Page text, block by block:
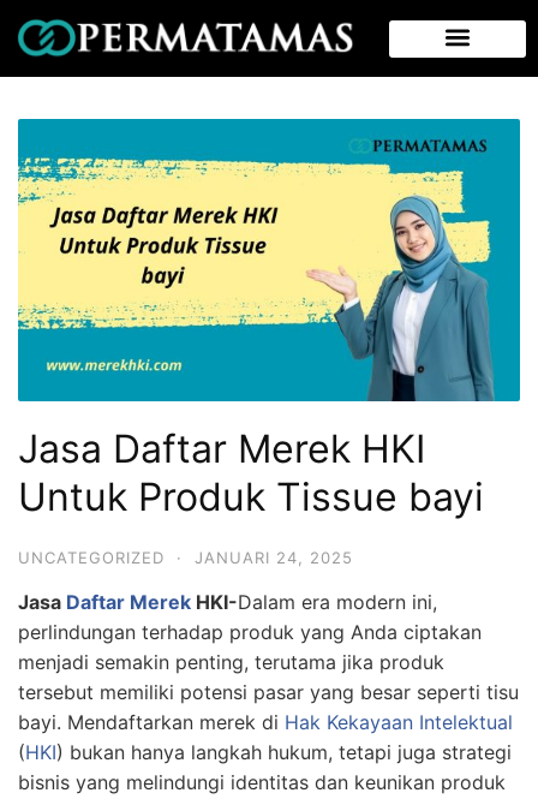
Jasa Daftar Merek HKI
Untuk Produk Tissue bayi
UNCATEGORIZED · JANUARI 24, 2025
Jasa Daftar Merek HKI-Dalam era modern ini,
perlindungan terhadap produk yang Anda ciptakan
menjadi semakin penting, terutama jika produk
tersebut memiliki potensi pasar yang besar seperti tisu
bayi. Mendaftarkan merek di Hak Kekayaan Intelektual
(HKI) bukan hanya langkah hukum, tetapi juga strategi
bisnis yang melindungi identitas dan keunikan produk